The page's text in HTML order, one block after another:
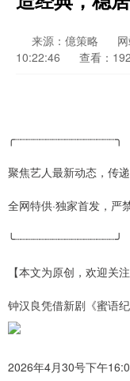
来源：億策略
10:22:46
查看：192
╭┈┈┈┈┈┈┈┈┈┈┈┈┈┈┈┈╮
聚焦艺人最新动态，传递
全网特供·独家首发，严
╰┈┈┈┈┈┈┈┈┈┈┈┈┈┈┈┈╯
【本文为原创，欢迎关
钟汉良凭借新剧《蜜语
2026年4月30号下午